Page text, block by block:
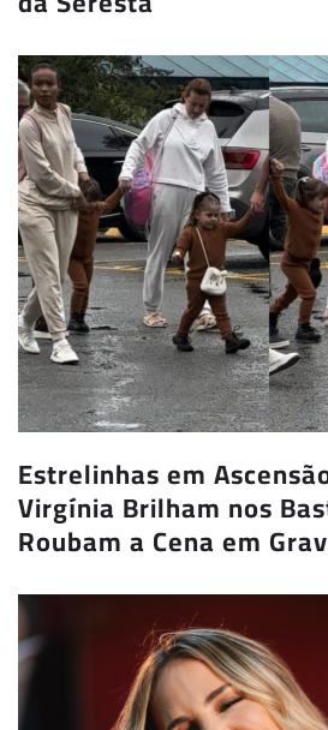
Estrelinhas em
Virgínia Brilham nos
Roubam a Cena em